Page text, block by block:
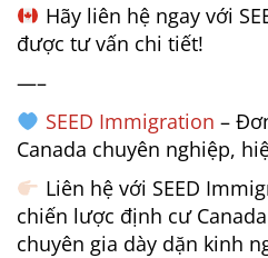
Hãy liên hệ ngay với
được tư vấn chi tiết!
—–
SEED Immigration –
Canada chuyên nghiệp,
Liên hệ với SEED
chiến lược định cư
chuyên gia dày dặn kinh